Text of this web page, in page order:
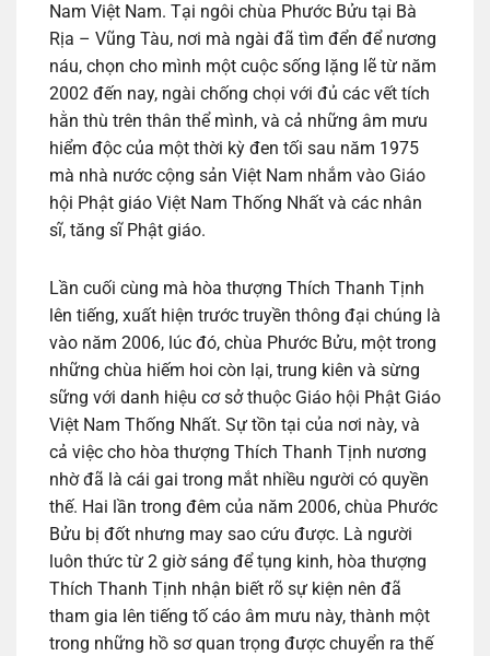
Nam Việt Nam. Tại ngôi chùa Phước Bửu tại Bà
Rịa – Vũng Tàu, nơi mà ngài đã tìm đển để nương
náu, chọn cho mình một cuộc sống lặng lẽ từ năm
2002 đến nay, ngài chống chọi với đủ các vết tích
hằn thù trên thân thể mình, và cả những âm mưu
hiểm độc của một thời kỳ đen tối sau năm 1975
mà nhà nước cộng sản Việt Nam nhắm vào Giáo
hội Phật giáo Việt Nam Thống Nhất và các nhân
sĩ, tăng sĩ Phật giáo.
Lần cuối cùng mà hòa thượng Thích Thanh Tịnh
lên tiếng, xuất hiện trước truyền thông đại chúng là
vào năm 2006, lúc đó, chùa Phước Bửu, một trong
những chùa hiếm hoi còn lại, trung kiên và sừng
sững với danh hiệu cơ sở thuộc Giáo hội Phật Giáo
Việt Nam Thống Nhất. Sự tồn tại của nơi này, và
cả việc cho hòa thượng Thích Thanh Tịnh nương
nhờ đã là cái gai trong mắt nhiều người có quyền
thế. Hai lần trong đêm của năm 2006, chùa Phước
Bửu bị đốt nhưng may sao cứu được. Là người
luôn thức từ 2 giờ sáng để tụng kinh, hòa thượng
Thích Thanh Tịnh nhận biết rõ sự kiện nên đã
tham gia lên tiếng tố cáo âm mưu này, thành một
trong những hồ sơ quan trọng được chuyển ra thế